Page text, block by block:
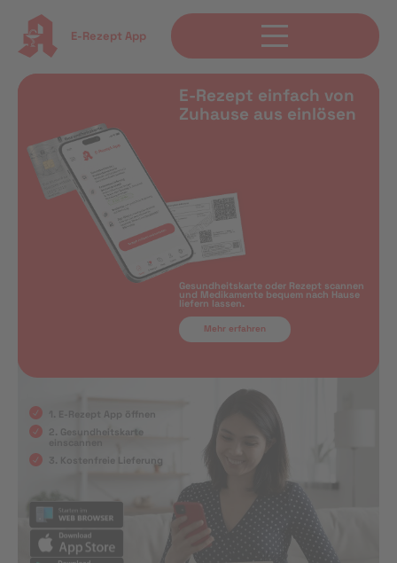
E-Rezept App
E-Rezept einfach von
Zuhause aus einlösen
Gesundheitskarte oder Rezept scannen
und Medikamente bequem nach Hause
liefern lassen.
Mehr erfahren
1. E-Rezept App öffnen
2. Gesundheitskarte
einscannen
3. Kostenfreie Lieferung